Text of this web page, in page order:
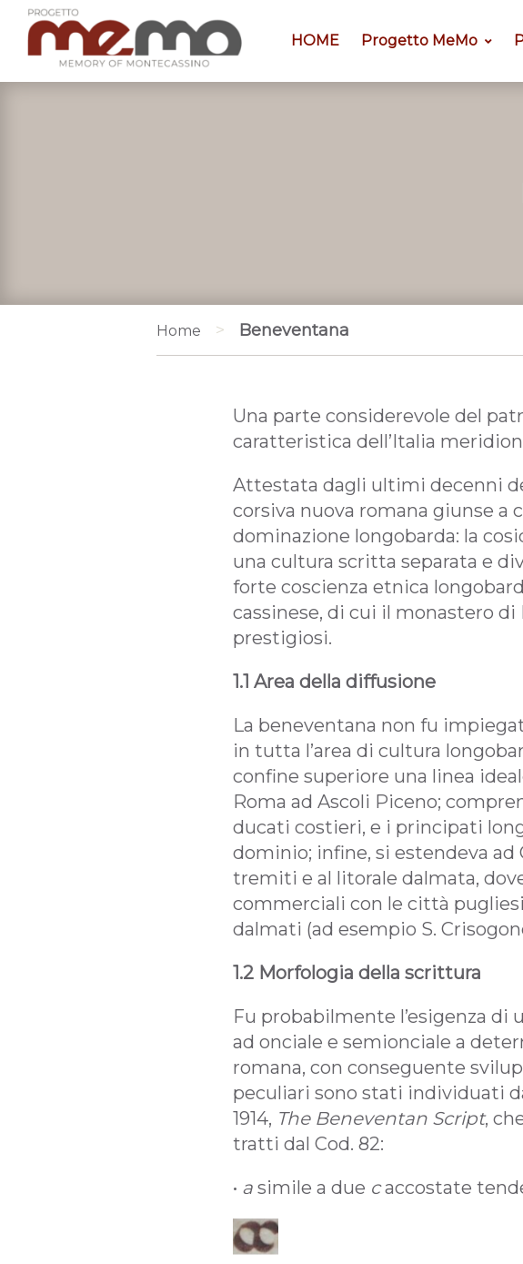
HOME Progetto MeMo
Home > Beneventana
Una parte considerevole del
caratteristica dell’Italia
Attestata dagli ultimi decenni
corsiva nuova romana giunse
dominazione longobarda: la
una cultura scritta separata e
forte coscienza etnica
cassinese, di cui il monastero
prestigiosi.
1.1 Area della diffusione
La beneventana non fu
in tutta l’area di cultura
confine superiore una linea
Roma ad Ascoli Piceno;
ducati costieri, e i principati
dominio; infine, si estendeva ad
tremiti e al litorale dalmata,
commerciali con le città
dalmati (ad esempio S.
1.2 Morfologia della scrittura
Fu probabilmente l’esigenza
ad onciale e semionciale a
romana, con conseguente
peculiari sono stati individuati
1914, The Beneventan Script,
tratti dal Cod. 82:
• a simile a due caccostate